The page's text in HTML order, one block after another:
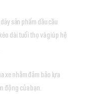
sản phẩm dầu cầu
dài tuổi thọ và giúp hệ
xe nhằm đảm bảo lựa
động của bạn.